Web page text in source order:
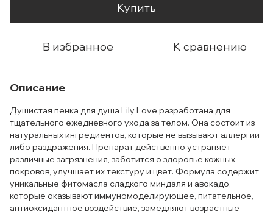
Купить
В избранное К сравнению
Описание
Душистая пенка для душа Lily Love разработана для
тщательного ежедневного ухода за телом. Она состоит из
натуральных ингредиентов, которые не вызывают аллергии
либо раздражения. Препарат действенно устраняет
различные загрязнения, заботится о здоровье кожных
покровов, улучшает их текстуру и цвет. Формула содержит
уникальные фитомасла сладкого миндаля и авокадо,
которые оказывают иммуномоделирующее, питательное,
антиоксидантное воздействие, замедляют возрастные